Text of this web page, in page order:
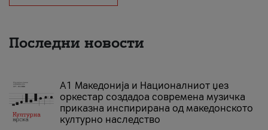
Последни новости
А1 Македонија и Националниот џез
оркестар создадоа современа музичка
приказна инспирирана од македонското
културно наследство